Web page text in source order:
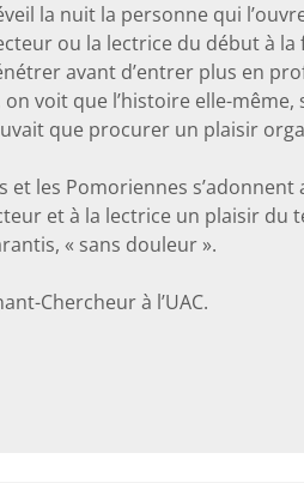
la nuit la personne qui
ou la lectrice du début à la
avant d’entrer plus en
voit que l’histoire elle-même,
que procurer un plaisir
les Pomoriennes s’adonnent
et à la lectrice un plaisir du
« sans douleur ».
Chercheur à l’UAC.